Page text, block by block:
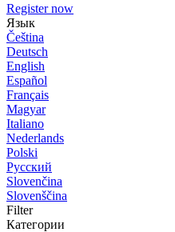
Register now
Язык
Čeština
Deutsch
English
Español
Français
Magyar
Italiano
Nederlands
Polski
Русский
Slovenčina
Slovenščina
Filter
Категории